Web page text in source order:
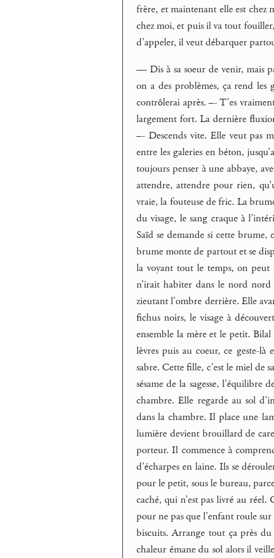
frère, et maintenant elle est chez
chez moi, et puis il va tout
d’appeler, il veut débarquer
— Dis à sa soeur de venir, mais
on a des problèmes, ça rend les
contrôlerai après. –- T’es
largement fort. La dernière
–- Descends vite. Elle veut pas
entre les galeries en béton,
toujours penser à une abbaye,
attendre, attendre pour rien,
vraie, la fouteuse de fric. La
du visage, le sang craque à
Saïd se demande si cette brume,
brume monte de partout et se
la voyant tout le temps, on peut
n’irait habiter dans le nord
zieutant l’ombre derrière. Elle
fichus noirs, le visage à
ensemble la mère et le petit.
lèvres puis au coeur, ce geste-là
sabre. Cette fille, c’est le miel de
sésame de la sagesse,
chambre. Elle regarde au sol
dans la chambre. Il place une
lumière devient brouillard de
porteur. Il commence à
d’écharpes en laine. Ils se
pour le petit, sous le bureau,
caché, qui n’est pas livré au
pour ne pas que l’enfant roule
biscuits. Arrange tout ça près
chaleur émane du sol alors il